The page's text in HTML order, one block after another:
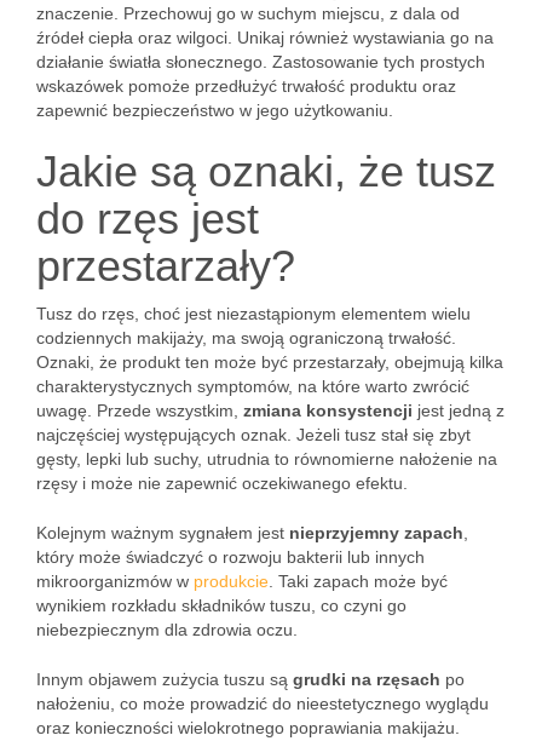
znaczenie. Przechowuj go w suchym miejscu, z dala od
źródeł ciepła oraz wilgoci. Unikaj również wystawiania go na
działanie światła słonecznego. Zastosowanie tych prostych
wskazówek pomoże przedłużyć trwałość produktu oraz
zapewnić bezpieczeństwo w jego użytkowaniu.
Jakie są oznaki, że tusz
do rzęs jest
przestarzały?
Tusz do rzęs, choć jest niezastąpionym elementem wielu
codziennych makijaży, ma swoją ograniczoną trwałość.
Oznaki, że produkt ten może być przestarzały, obejmują kilka
charakterystycznych symptomów, na które warto zwrócić
uwagę. Przede wszystkim, zmiana konsystencji jest jedną z
najczęściej występujących oznak. Jeżeli tusz stał się zbyt
gęsty, lepki lub suchy, utrudnia to równomierne nałożenie na
rzęsy i może nie zapewnić oczekiwanego efektu.
Kolejnym ważnym sygnałem jest nieprzyjemny zapach
który może świadczyć o rozwoju bakterii lub innych
mikroorganizmów w produkcie . Taki zapach może być
wynikiem rozkładu składników tuszu, co czyni go
niebezpiecznym dla zdrowia oczu.
Innym objawem zużycia tuszu są grudki na rzęsach po
nałożeniu, co może prowadzić do nieestetycznego wyglądu
oraz konieczności wielokrotnego poprawiania makijażu.